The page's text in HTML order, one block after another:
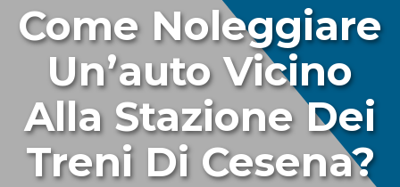
Come Noleggiare
Un’auto Vicino
Alla Stazione Dei
Treni Di Cesena?